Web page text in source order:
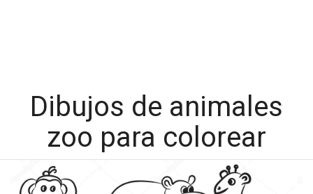
Dibujos de animales
zoo para colorear